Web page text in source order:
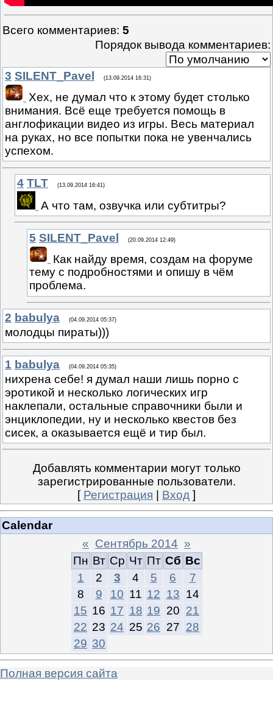
Всего комментариев: 5
Порядок вывода комментариев:
3 SILENT_Pavel (13.09.2014 16:31)
Хех, не думал что к этому будет столько
внимания. Всё еще требуется помощь в
англофикации видео из игры. Весь материал
на руках, но все попытки пока не увенчались
успехом.
4 TLT (13.09.2014 16:41)
А что там, озвучка или субтитры?
5 SILENT_Pavel (20.09.2014 12:49)
Как найду время, создам на форуме
тему с подробностями и опишу в чём
проблема.
2 babulya (04.09.2014 05:37)
молодцы пираты)))
1 babulya (04.09.2014 05:35)
нихрена себе! я думал наши лишь порно с
эротикой и несколько логических игр
наклепали, остальные справочники были и
энциклопедии, ну и несколько квестов без
сисек, а оказывается ещё и тир был.
Добавлять комментарии могут только
зарегистрированные пользователи.
[ Регистрация Вход ]
Calendar
« Сентябрь 2014 »
Пн Вт Ср Чт Пт Сб Вс
1
2 3 4 5 6
7
8
9 10 11 12 13 14
15 16 17 18 19 20 21
22 23 24 25 26 27 28
29 30
Полная версия сайта